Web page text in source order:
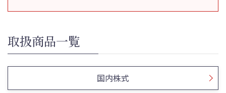
取扱商品一覧
国内株式